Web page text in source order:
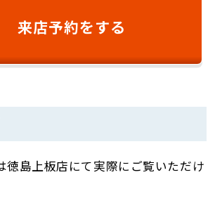
来店予約をする
徳島上板店にて実際にご覧いただけ